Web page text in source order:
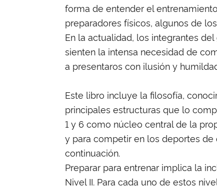
forma de entender el
preparadores físicos, algunos de
En la actualidad, los integrantes
sienten la intensa necesidad de
a presentaros con ilusión y
Este libro incluye la filosofía,
principales estructuras que lo
1 y 6 como núcleo central de la
y para competir en los deportes de
continuación.
Preparar para entrenar implica la
Nivel II. Para cada uno de estos